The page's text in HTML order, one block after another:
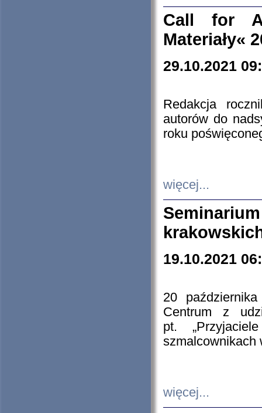
Call for
Materiały«
29.10.2021
Redakcja
autorów do
roku
więcej...
19.10.2021
20
Centrum z
pt.
szmalcownikach
więcej...